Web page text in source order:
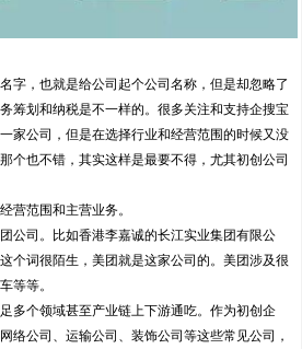
字，也就是给公司起个公司名称，但是却忽略了
筹划和纳税是不一样的。很多关注和支持企搜宝
家公司，但是在选择行业和经营范围的时候又没
个也不错，其实这样是最要不得，尤其初创公司
营范围和主营业务。
公司。比如香港李嘉诚的长江实业集团有限公
个词很陌生，美团就是这家公司的。美团涉及很
等等。
多个领域甚至产业链上下游通吃。作为初创企
络公司、运输公司、装饰公司等这些常见公司，